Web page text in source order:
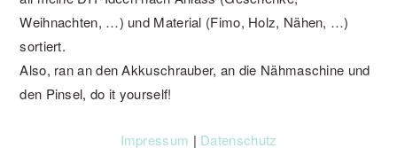
Weihnachten, …) und Material (Fimo, Holz, Nähen, …)
sortiert.
Also, ran an den Akkuschrauber, an die Nähmaschine und
den Pinsel, do it yourself!
Impressum | Datenschutz